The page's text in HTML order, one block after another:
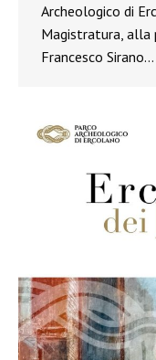
Archeologico di
Magistratura, alla
Francesco Sirano…